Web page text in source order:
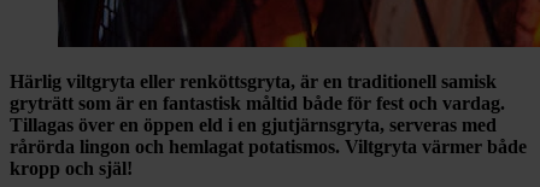
Härlig viltgryta eller renköttsgryta, är en traditionell samisk
gryträtt som är en fantastisk måltid både för fest och vardag.
Tillagas över en öppen eld i en gjutjärnsgryta, serveras med
rårörda lingon och hemlagat potatismos. Viltgryta värmer både
kropp och själ!